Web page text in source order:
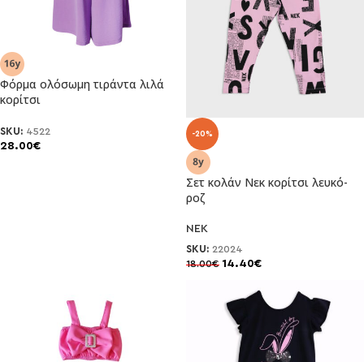
Φόρμα ολόσωμη τιράντα λιλά
κορίτσι
SKU: 4522
28.00€
-20%
Σετ κολάν Νεκ κορίτσι λευκό-
ροζ
NEK
SKU: 22024
18.00€ 14.40€